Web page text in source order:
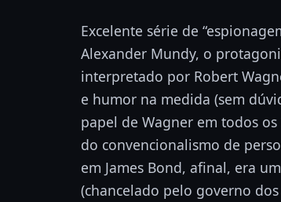
Excelente série de
Alexander Mundy, o
interpretado por Robert
e humor na medida (sem
papel de Wagner em todos
do convencionalismo de
em James Bond, afinal, era
(chancelado pelo governo dos